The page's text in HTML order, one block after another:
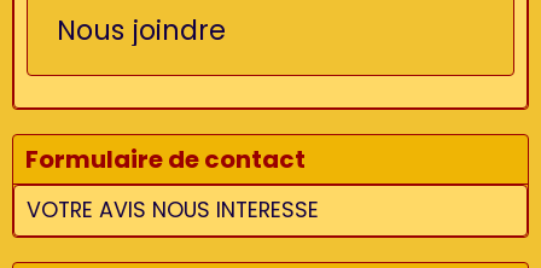
Nous joindre
Formulaire de contact
VOTRE AVIS NOUS INTERESSE